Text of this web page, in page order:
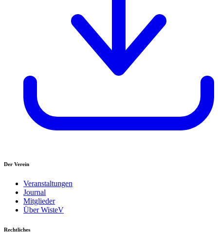
Der Verein
Veranstaltungen
Journal
Mitglieder
Über WisteV
Rechtliches